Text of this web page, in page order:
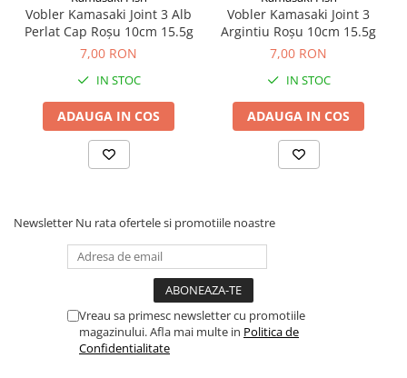
Lungime: 8 cm
Greutate: 12 g
Adâncime evoluție: 1,5–2 m
Comportament: Plutitor în repaus
Tip nalucă: Shad, Deep Diver
2 ancore WMC
Tip pescuit: Spinning
Vobler Kamasaki Joint 3 Alb
Perlat Cap Roșu 10cm 15.5g
7,00 RON
IN STOC
ADAUGA IN COS
Vobler Kamasaki Joint 3
Argintiu Roșu 10cm 15.5g
7,00 RON
IN STOC
ADAUGA IN COS
Newsletter Nu rata ofertele si promotiile noastre
Vreau sa primesc newsletter cu promotiile
magazinului. Afla mai multe in Politica de
Confidentialitate